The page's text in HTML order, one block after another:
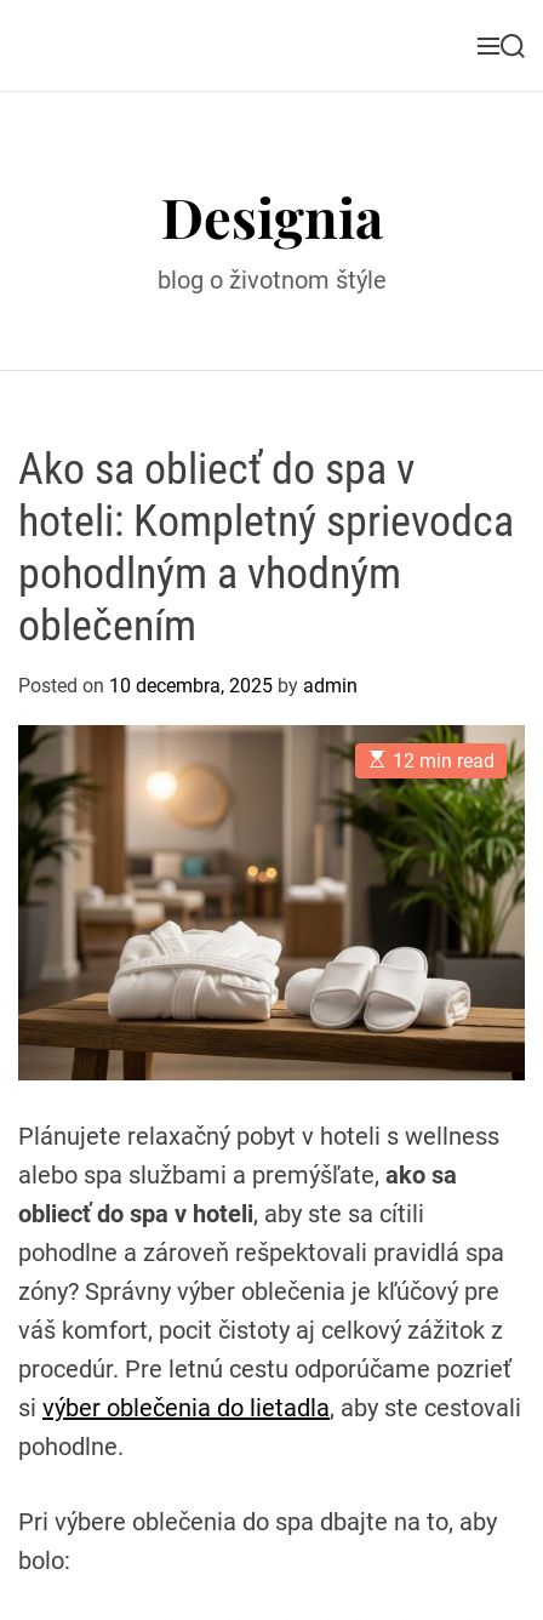
t
M S
Designia
blog o životnom štýle
Ako sa obliecť do spa v
hoteli: Kompletný sprievodca
pohodlným a vhodným
oblečením
Posted on 10 decembra, 2025 by admin
E
s
t
i
m
a
e
e
a
d
t
i
m
e
12 min read
Plánujete relaxačný pobyt v hoteli s wellness
alebo spa službami a premýšľate, ako sa
obliecť do spa v hoteli, aby ste sa cítili
pohodlne a zároveň rešpektovali pravidlá spa
zóny? Správny výber oblečenia je kľúčový pre
váš komfort, pocit čistoty aj celkový zážitok z
procedúr. Pre letnú cestu odporúčame pozrieť
si výber oblečenia do lietadla, aby ste cestovali
pohodlne.
Pri výbere oblečenia do spa dbajte na to, aby
bolo: